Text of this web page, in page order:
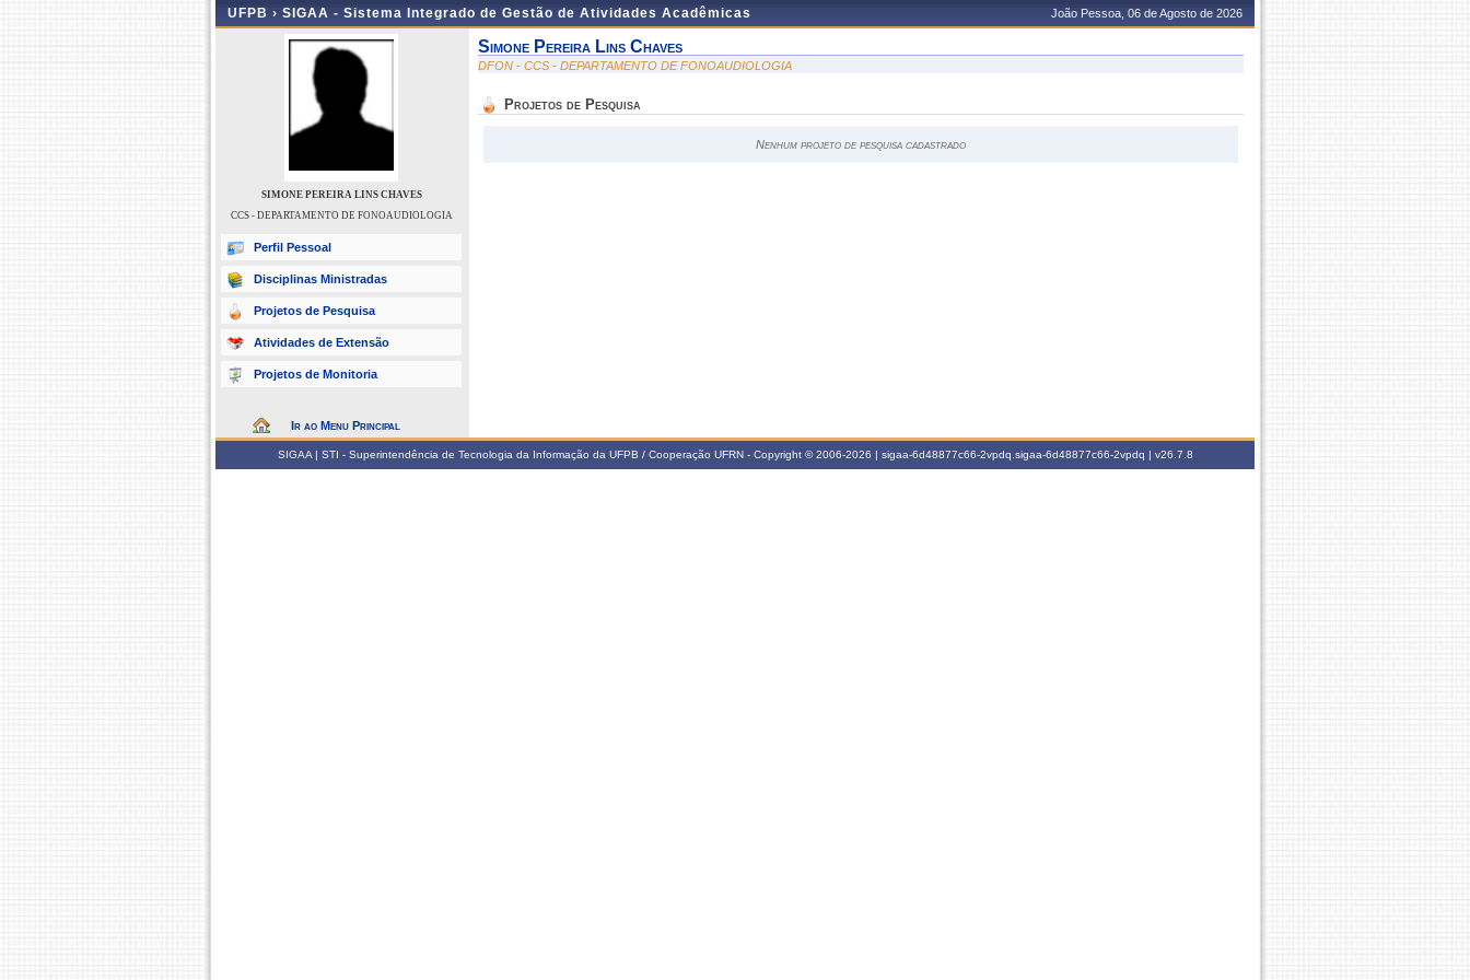
UFPB › SIGAA - Sistema Integrado de Gestão de Atividades Acadêmicas João Pessoa, 06 de Agosto de 2026
SIMONE PEREIRA LINS CHAVES
CCS - DEPARTAMENTO DE FONOAUDIOLOGIA
Perfil Pessoal
Disciplinas Ministradas
Projetos de Pesquisa
Atividades de Extensão
Projetos de Monitoria
Ir ao Menu Principal
Simone Pereira Lins Chaves
DFON - CCS - DEPARTAMENTO DE FONOAUDIOLOGIA
Projetos de Pesquisa
Nenhum projeto de pesquisa cadastrado
SIGAA | STI - Superintendência de Tecnologia da Informação da UFPB / Cooperação UFRN - Copyright © 2006-2026 | sigaa-6d48877c66-2vpdq.sigaa-6d48877c66-2vpdq | v26.7.8